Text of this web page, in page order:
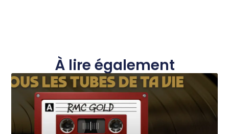
À lire également